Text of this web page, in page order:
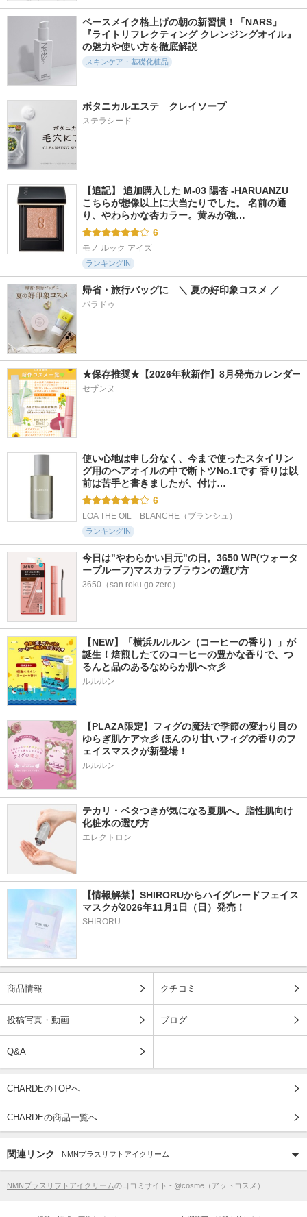
TOCOBO ランコム
リジュラン デュア
ルエフェクトアンプ
ル
リジュラン(REJURAN
COSMETICS)
6.2
187件
PDRNアンチエイジ
ベースメイク格上げの朝の新習慣！「NARS」
『ライトリフレクティング クレンジングオイル』
の魅力や使い方を徹底解説
スキンケア・基礎化粧品
ボタニカルエステ　クレイソープ
ステラシード
【追記】 追加購入した M-03 陽杏 -HARUANZU
こちらが想像以上に大当たりでした。 名前の通
り、やわらかな杏カラー。黄みが強…
6
モノ ルック アイズ
ランキングIN
帰省・旅行バッグに　＼ 夏の好印象コスメ ／
パラドゥ
★保存推奨★【2026年秋新作】8月発売カレンダー
セザンヌ
使い心地は申し分なく、今まで使ったスタイリン
グ用のヘアオイルの中で断トツNo.1です 香りは以
前は苦手と書きましたが、付け…
6
LOA THE OIL　BLANCHE（ブランシュ）
ランキングIN
今日は"やわらかい目元"の日。3650 WP(ウォータ
ープルーフ)マスカラブラウンの選び方
3650（san roku go zero）
【NEW】「横浜ルルルン（コーヒーの香り）」が
誕生！焙煎したてのコーヒーの豊かな香りで、つ
るんと品のあるなめらか肌へ☆彡
ルルルン
【PLAZA限定】フィグの魔法で季節の変わり目の
ゆらぎ肌ケア☆彡 ほんのり甘いフィグの香りのフ
ェイスマスクが新登場！
ルルルン
テカリ・ベタつきが気になる夏肌へ。脂性肌向け
化粧水の選び方
エレクトロン
【情報解禁】SHIRORUからハイグレードフェイス
マスクが2026年11月1日（日）発売！
SHIRORU
商品情報 クチコミ
投稿写真・動画 ブログ
Q&A
CHARDEのTOPへ
CHARDEの商品一覧へ
関連リンク NMNプラスリフトアイクリーム
NMNプラスリフトアイクリームの口コミサイト - @cosme（アットコスメ）